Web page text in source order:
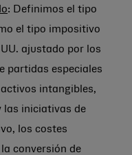
: Definimos el tipo
el tipo impositivo
ajustado por los
partidas especiales
intangibles,
las iniciativas de
los costes
conversión de